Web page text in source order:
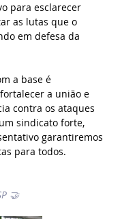
para esclarecer
as lutas que o
em defesa da
a base é
a união e
contra os ataques
sindicato forte,
garantiremos
para todos.
🤝